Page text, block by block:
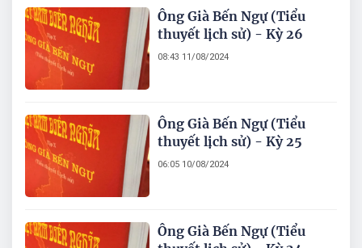
Ông Già Bến Ngự (Tiểu
thuyết lịch sử) - Kỳ 26
08:43 11/08/2024
Ông Già Bến Ngự (Tiểu
thuyết lịch sử) - Kỳ 25
06:05 10/08/2024
Ông Già Bến Ngự (Tiểu